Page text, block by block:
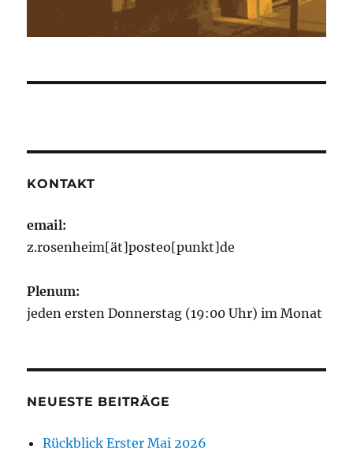
KONTAKT
email:
z.rosenheim[ät]posteo[punkt]de
Plenum:
jeden ersten Donnerstag (19:00 Uhr) im Monat
NEUESTE BEITRÄGE
Rückblick Erster Mai 2026